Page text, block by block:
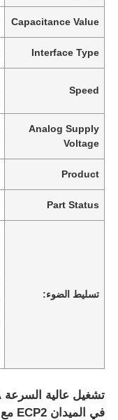
Capacitance Value
Interface Type
Speed
Analog Supply
Voltage
Product
Part Status
تسليط الضوء: